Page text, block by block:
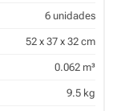
6 unidades
52 x 37 x 32 cm
0.062 m³
9.5 kg